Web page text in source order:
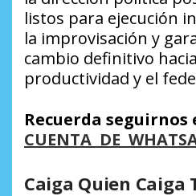
listos para ejecución
la improvisación y
cambio definitivo
productividad y el
Recuerda seguirnos
CUENTA DE
Caiga Quien Caiga